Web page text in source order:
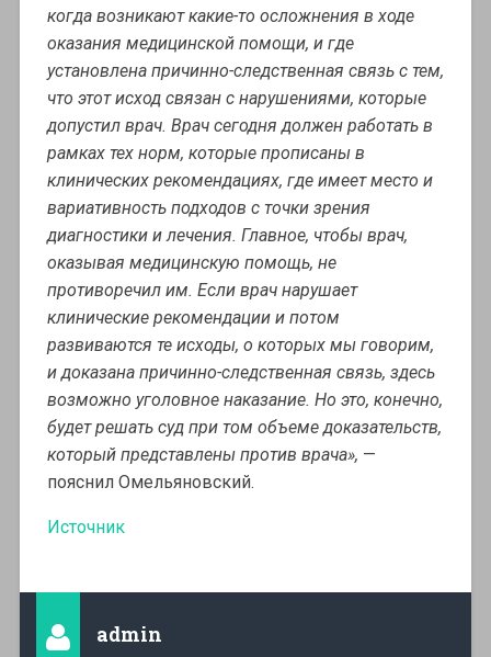
когда возникают какие-то осложнения в ходе
оказания медицинской помощи, и где
установлена причинно-следственная связь с тем,
что этот исход связан с нарушениями, которые
допустил врач. Врач сегодня должен работать в
рамках тех норм, которые прописаны в
клинических рекомендациях, где имеет место и
вариативность подходов с точки зрения
диагностики и лечения. Главное, чтобы врач,
оказывая медицинскую помощь, не
противоречил им. Если врач нарушает
клинические рекомендации и потом
развиваются те исходы, о которых мы говорим,
и доказана причинно-следственная связь, здесь
возможно уголовное наказание. Но это, конечно,
будет решать суд при том объеме доказательств,
который представлены против врача», —
пояснил Омельяновский.
Источник
admin